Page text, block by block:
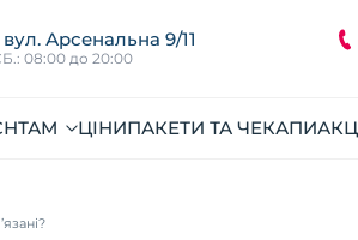
вул. Арсенальна 9/11
08:00 до 20:00
ЦІНИПАКЕТИ ТА ЧЕКАПИ